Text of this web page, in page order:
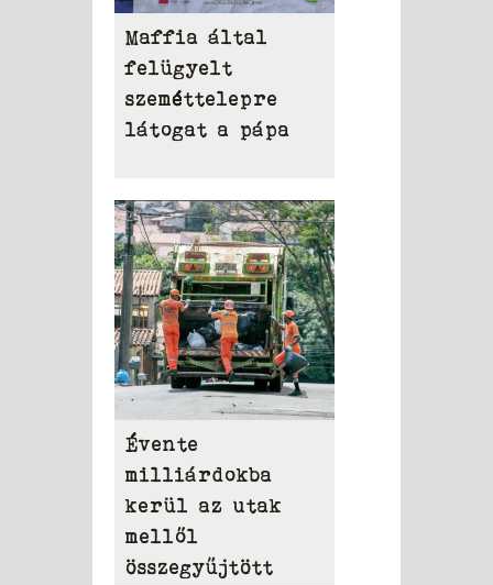
Maffia által
felügyelt
szeméttelepre
látogat a pápa
Évente
milliárdokba
kerül az utak
mellől
összegyűjtött